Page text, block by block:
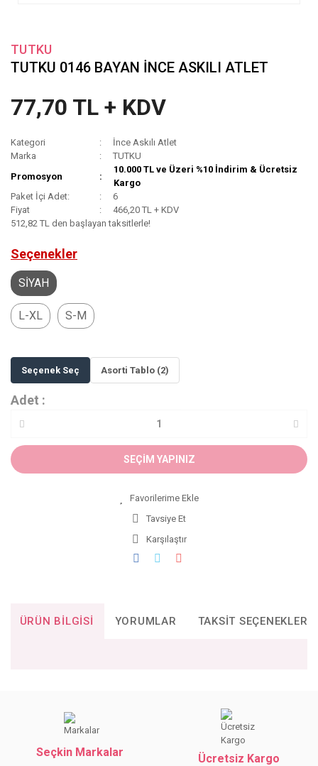
TUTKU
TUTKU 0146 BAYAN İNCE ASKILI ATLET
77,70 TL + KDV
Kategori
İnce Askılı Atlet
Marka
TUTKU
Promosyon
10.000 TL ve Üzeri %10 İndirim & Ücretsiz
Kargo
Paket İçi Adet:
6
Fiyat
466,20 TL + KDV
512,82 TL den başlayan taksitlerle!
Seçenekler
SİYAH
L-XL S-M
Seçenek Seç Asorti Tablo (2)
Adet :
SEÇİM YAPINIZ
Tavsiye Et
Karşılaştır
ÜRÜN BILGISI YORUMLAR TAKSIT SEÇENEKLERI
kullanarak tarafımıza iletebilirsiniz.
Görüş ve önerileriniz için teşekkür ederiz.
Seçkin Markalar Ücretsiz Kargo